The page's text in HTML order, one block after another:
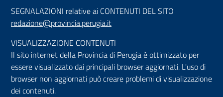
SEGNALAZIONI relative ai CONTENUTI DEL SITO
redazione@provincia.perugia.it
VISUALIZZAZIONE CONTENUTI
Il sito internet della Provincia di Perugia è ottimizzato per
essere visualizzato dai principali browser aggiornati. L'uso di
browser non aggiornati può creare problemi di visualizzazione
dei contenuti.